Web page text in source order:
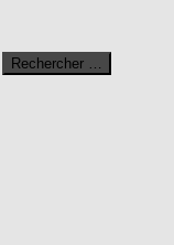
Rechercher …